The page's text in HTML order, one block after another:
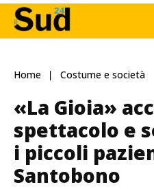
Home Costume e società
«La Gioia»
spettacolo e
i piccoli
Santobono